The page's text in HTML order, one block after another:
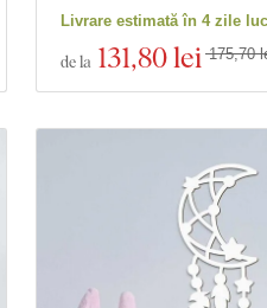
Vizualizare 93 produse
Livrare estimată în 4 zile
de la 131,80 lei 175,70